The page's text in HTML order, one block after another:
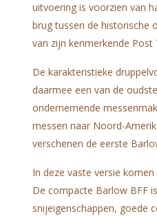
uitvoering is voorzien van
brug tussen de historische
van zijn kenmerkende Post
De karakteristieke
daarmee een van de
ondernemende
messen naar Noord-
verschenen de eerste
In deze vaste versie
De compacte Barlow BFF
snijeigenschappen, goede